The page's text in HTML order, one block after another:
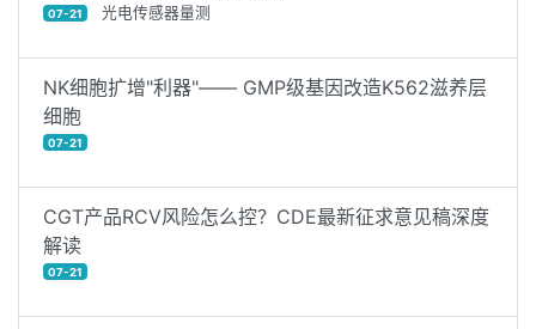
07-21 光电传感器量测
NK细胞扩增"利器"—— GMP级基因改造K562滋养层
细胞
07-21
CGT产品RCV风险怎么控？CDE最新征求意见稿深度
解读
07-21